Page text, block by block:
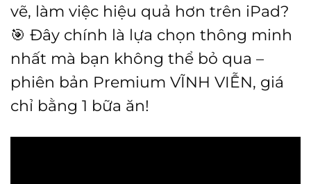
vẽ, làm việc hiệu quả hơn trên iPad?
🎯 Đây chính là lựa chọn thông minh
nhất mà bạn không thể bỏ qua –
phiên bản Premium VĨNH VIỄN, giá
chỉ bằng 1 bữa ăn!